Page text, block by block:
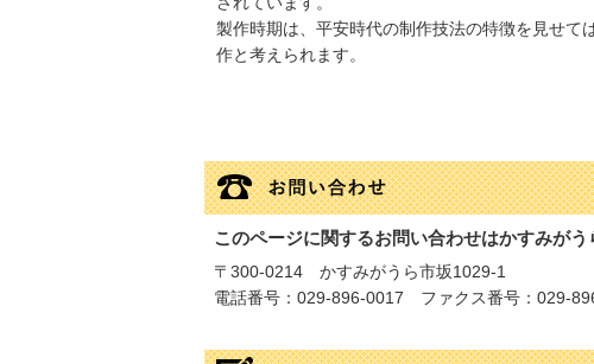
製作時期は、平安時代の制作技法の特徴を見せて
作と考えられます。
このページに関するお問い合わせはかすみがう
〒300-0214 かすみがうら市坂1029-1
電話番号：029-896-0017 ファクス番号：029-